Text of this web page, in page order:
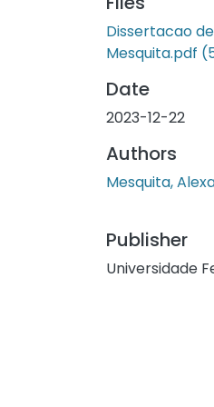
Dissertacao
Mesquita.pdf
Date
2023-12-22
Authors
Mesquita,
Publisher
Universidade